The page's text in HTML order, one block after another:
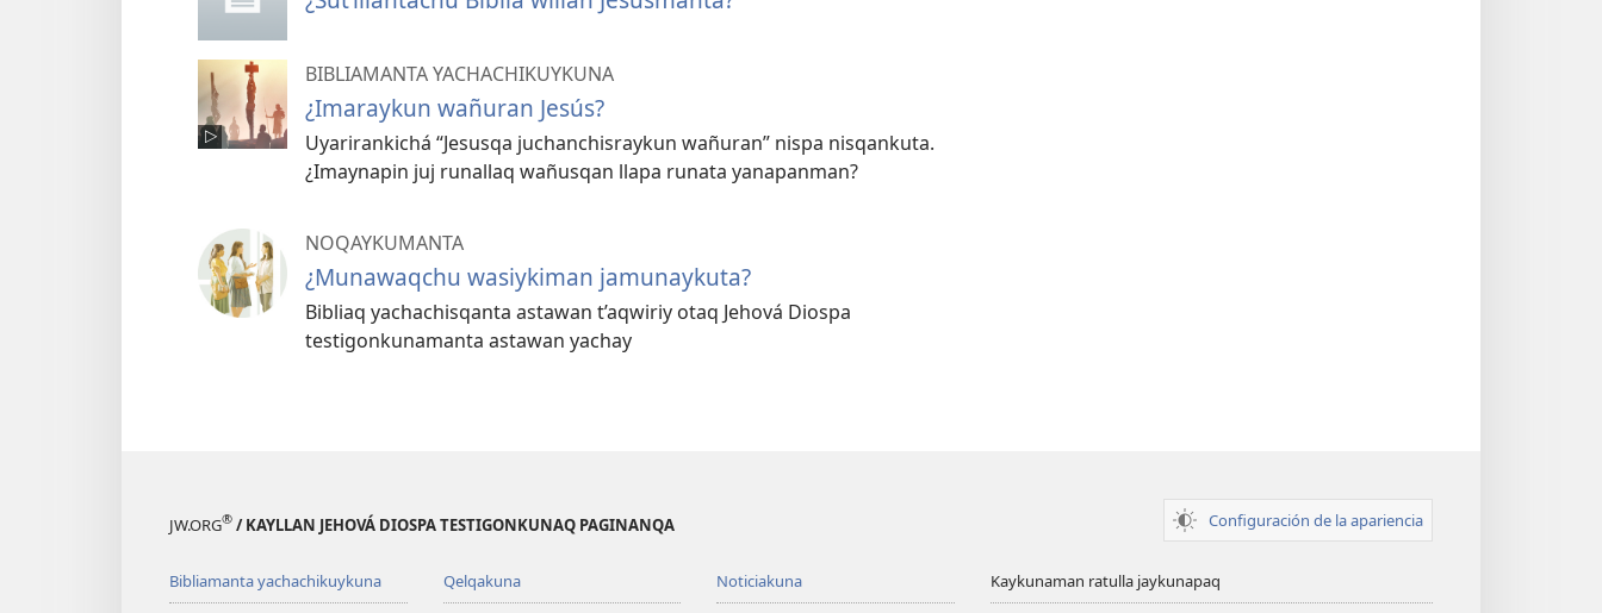
BIBLIAMANTA YACHACHIKUYKUNA
¿Imaraykun wañuran Jesús?
Uyarirankichá “Jesusqa juchanchisraykun wañuran” nispa nisqankuta.
¿Imaynapin juj runallaq wañusqan llapa runata yanapanman?
NOQAYKUMANTA
¿Munawaqchu wasiykiman jamunaykuta?
Bibliaq yachachisqanta astawan t’aqwiriy otaq Jehová Diospa
testigonkunamanta astawan yachay
JW.ORG® / KAYLLAN JEHOVÁ DIOSPA TESTIGONKUNAQ PAGINANQA Configuración de la apariencia
Bibliamanta yachachikuykuna Qelqakuna Noticiakuna Kaykunaman ratulla jaykunapaq